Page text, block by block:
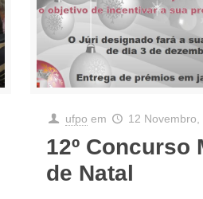
ufpo em 12 Novembro,
12º Concurso
de Natal